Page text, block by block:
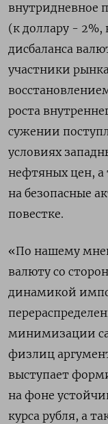
внутридневное
(к доллару - 2%,
дисбаланса
участники
роста
сужении
условиях
нефтяных цен, а
на безопасные
повестке.
«По нашему
валюту со
динамикой
минимизации
физлиц
выступает
на фоне
курса рубля, а